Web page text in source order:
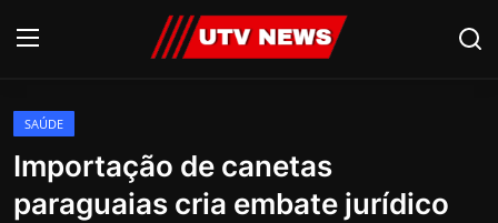
AO VIVO
PIRACICABA
SAÚDE
Importação de canetas
paraguaias cria embate jurídico